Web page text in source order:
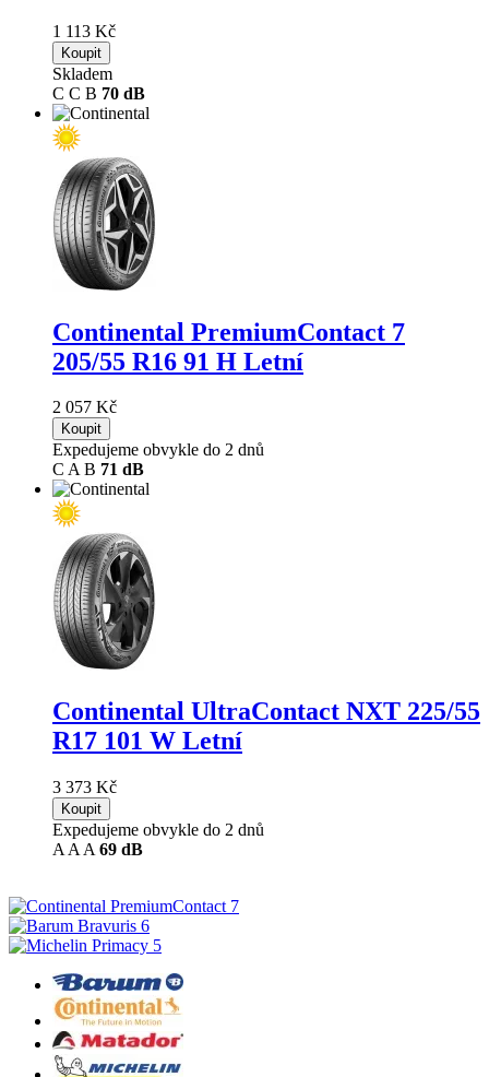
1 113 Kč
Koupit
Skladem
C C B 70 dB
Continental PremiumContact 7
205/55 R16 91 H Letní
2 057 Kč
Koupit
Expedujeme obvykle do 2 dnů
C A B 71 dB
Continental UltraContact NXT 225/55
R17 101 W Letní
3 373 Kč
Koupit
Expedujeme obvykle do 2 dnů
A A A 69 dB